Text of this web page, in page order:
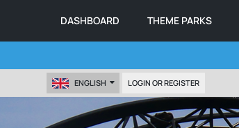
DASHBOARD THEME PARKS
ENGLISH LOGIN OR REGISTER